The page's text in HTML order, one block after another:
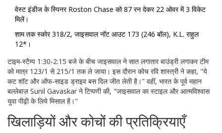
वेस्ट इंडीज के स्पिनर Roston Chase को 87 रन देकर 22 ओवर में 3 विकेट
मिलें।
शाम तक स्कोर 318/2, जाइसवाल नॉट आउट 173 (246 बॉल), K.L. राहुल
12*।
टाइम‑स्टैम्प 1:30‑2:15 बजे के बीच जाइसवाल ने सात लगातार बाउंड्री लगाकर टीम
को मात्र 123/1 से 215/1 तक ले जाया। इस दौरान कोच रवि शास्त्री ने कहा, "ये
कट शॉट और ऑफ‑साइड ड्राइव बस दिल जीत लेती है।" वहीं, भारत के पूर्व महान
बल्लेबाज़ Sunil Gavaskar ने टिप्पणी की, "जाइसवाल का स्टाइल और आत्मविश्वास
युवा पीढ़ी के लिये मिसाल है।"
खिलाड़ियों और कोचों की प्रतिक्रियाएँ